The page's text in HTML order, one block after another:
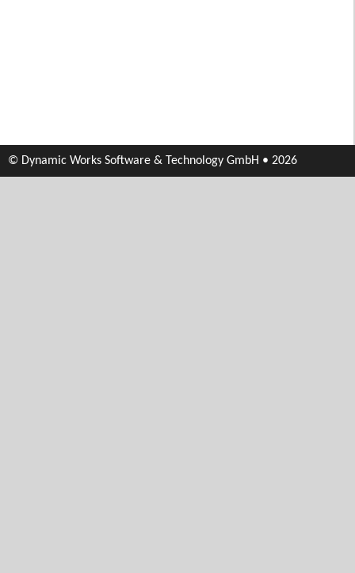
© Dynamic Works Software & Technology GmbH • 2026